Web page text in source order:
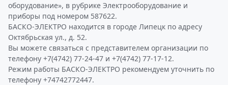
оборудование», в рубрике Электрооборудование и
приборы под номером 587622.
БАСКО-ЭЛЕКТРО находится в городе Липецк по адресу
Октябрьская ул., д. 52.
Вы можете связаться с представителем организации по
телефону +7(4742) 77-24-47 и +7(4742) 77-17-12.
Режим работы БАСКО-ЭЛЕКТРО рекомендуем уточнить по
телефону +74742772447.